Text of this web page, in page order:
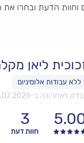
וחוות הדעת ובחרו
ליאן מקלחונים 8
לאחרונה ב-
3
חוות דעת